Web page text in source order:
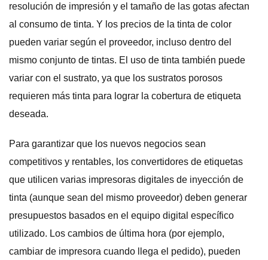
resolución de impresión y el tamaño de las gotas afectan
al consumo de tinta. Y los precios de la tinta de color
pueden variar según el proveedor, incluso dentro del
mismo conjunto de tintas. El uso de tinta también puede
variar con el sustrato, ya que los sustratos porosos
requieren más tinta para lograr la cobertura de etiqueta
deseada.
Para garantizar que los nuevos negocios sean
competitivos y rentables, los convertidores de etiquetas
que utilicen varias impresoras digitales de inyección de
tinta (aunque sean del mismo proveedor) deben generar
presupuestos basados en el equipo digital específico
utilizado. Los cambios de última hora (por ejemplo,
cambiar de impresora cuando llega el pedido), pueden